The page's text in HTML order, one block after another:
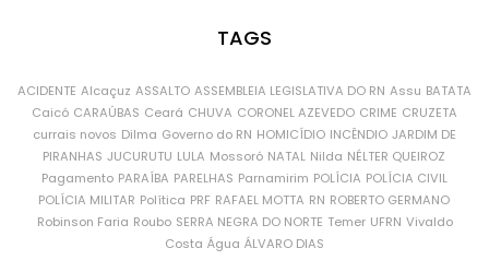
TAGS
ACIDENTE Alcaçuz ASSALTO ASSEMBLEIA LEGISLATIVA DO RN Assu BATATA
Caicó CARAÚBAS Ceará CHUVA CORONEL AZEVEDO CRIME CRUZETA
currais novos Dilma Governo do RN HOMICÍDIO INCÊNDIO JARDIM DE
PIRANHAS JUCURUTU LULA Mossoró NATAL Nilda NÉLTER QUEIROZ
Pagamento PARAÍBA PARELHAS Parnamirim POLÍCIA POLÍCIA CIVIL
POLÍCIA MILITAR Política PRF RAFAEL MOTTA RN ROBERTO GERMANO
Robinson Faria Roubo SERRA NEGRA DO NORTE Temer UFRN Vivaldo
Costa Água ÁLVARO DIAS